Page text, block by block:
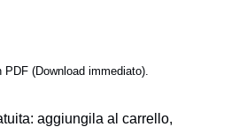
(Download immediato).
aggiungila al carrello,